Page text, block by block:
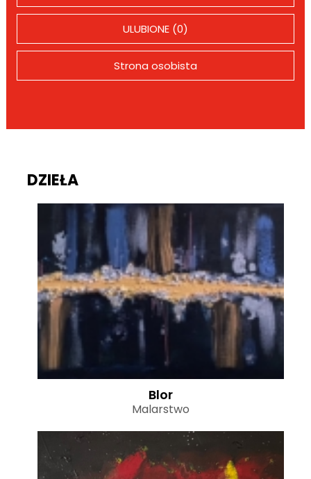
ULUBIONE (0)
Strona osobista
DZIEŁA
Blor
Malarstwo